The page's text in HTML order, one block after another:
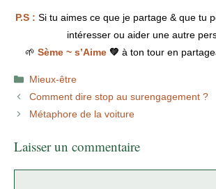
P.S : Si tu aimes ce que je partage & que tu
intéresser ou aider une autre
🌱 Sème ~ s’Aime💚 à ton tour en
Catégories
Mieux-être
Comment dire stop au surengagement ?
Métaphore de la voiture
Laisser un commentaire